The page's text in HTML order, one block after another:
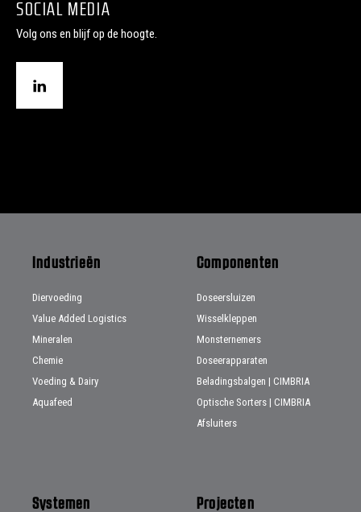
SOCIAL MEDIA
Volg ons en blijf op de hoogte.
Industrieën
Diervoeding
Value Added Logistics
Mineralen
Chemie
Voeding & Dairy
Aquafeed
Componenten
Doseersluizen
Wisselkleppen
Monsternemers
Doseerapparaten
Beladingsbalgen | CIMBRIA
Optische Sorters | CIMBRIA
Afsluiters
Systemen Projecten